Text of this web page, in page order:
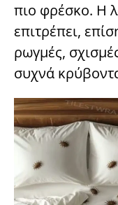
πιο φρέσκο. Η
επιτρέπει,
ρωγμές,
συχνά